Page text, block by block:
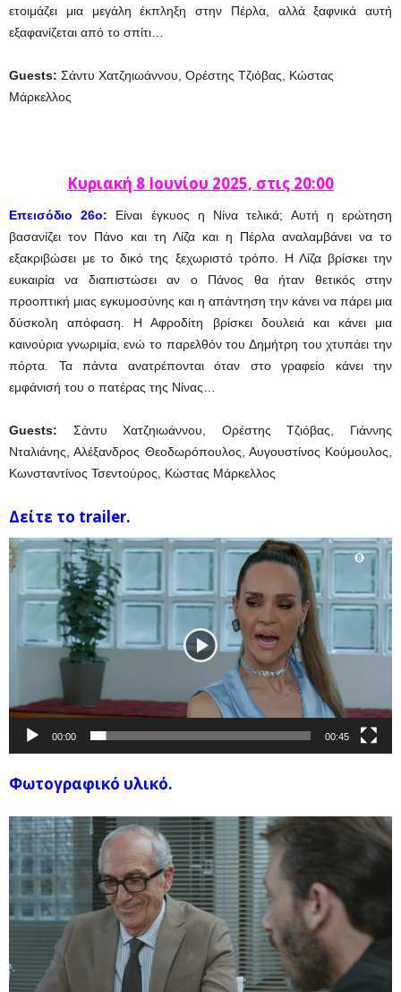
ετοιμάζει μια μεγάλη έκπληξη στην Πέρλα, αλλά ξαφνικά αυτή
εξαφανίζεται από το σπίτι…
Guests: Σάντυ Χατζηιωάννου, Ορέστης Τζιόβας, Κώστας
Μάρκελλος
Κυριακή 8 Ιουνίου 2025, στις 20:00
Επεισόδιο 26ο: Είναι έγκυος η Νίνα τελικά; Αυτή η ερώτηση
βασανίζει τον Πάνο και τη Λίζα και η Πέρλα αναλαμβάνει να το
εξακριβώσει με το δικό της ξεχωριστό τρόπο. Η Λίζα βρίσκει την
ευκαιρία να διαπιστώσει αν ο Πάνος θα ήταν θετικός στην
προοπτική μιας εγκυμοσύνης και η απάντηση την κάνει να πάρει μια
δύσκολη απόφαση. Η Αφροδίτη βρίσκει δουλειά και κάνει μια
καινούρια γνωριμία, ενώ το παρελθόν του Δημήτρη του χτυπάει την
πόρτα. Τα πάντα ανατρέπονται όταν στο γραφείο κάνει την
εμφάνισή του ο πατέρας της Νίνας…
Guests: Σάντυ Χατζηιωάννου, Ορέστης Τζιόβας, Γιάννης
Νταλιάνης, Αλέξανδρος Θεοδωρόπουλος, Αυγουστίνος Κούμουλος,
Κωνσταντίνος Τσεντούρος, Κώστας Μάρκελλος
Δείτε το trailer.
Πρόγραμμα
Αναπαραγωγής
Βίντεο
00:00 00:45
Φωτογραφικό υλικό.